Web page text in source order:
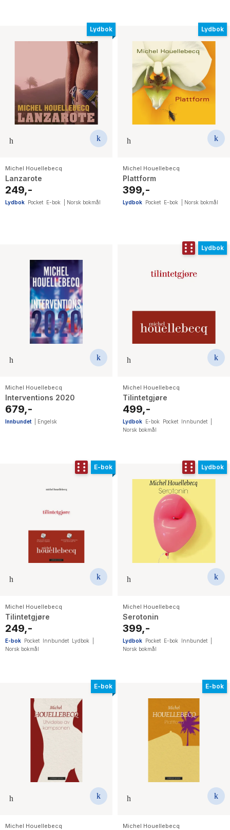
Lydbok
Michel Houellebecq
Lanzarote
249,-
Lydbok Pocket E-bok Norsk bokmål
Lydbok
Michel Houellebecq
Plattform
399,-
Lydbok Pocket E-bok Norsk bokmål
Michel Houellebecq
Interventions 2020
679,-
Innbundet Engelsk
Lydbok
Michel Houellebecq
Tilintetgjøre
499,-
Lydbok E-bok Pocket Innbundet
Norsk bokmål
E-bok
Michel Houellebecq
Tilintetgjøre
249,-
E-bok Pocket Innbundet Lydbok
Norsk bokmål
Lydbok
Michel Houellebecq
Serotonin
399,-
Lydbok Pocket E-bok Innbundet
Norsk bokmål
E-bok
Michel Houellebecq
E-bok
Michel Houellebecq